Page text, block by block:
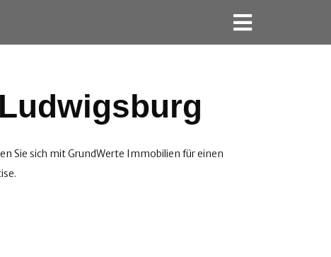
Sie sich mit GrundWerte Immobilien für einen